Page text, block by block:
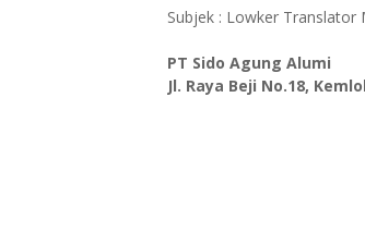
Subjek : Lowker Translator
PT Sido Agung Alumi
Jl. Raya Beji No.18,